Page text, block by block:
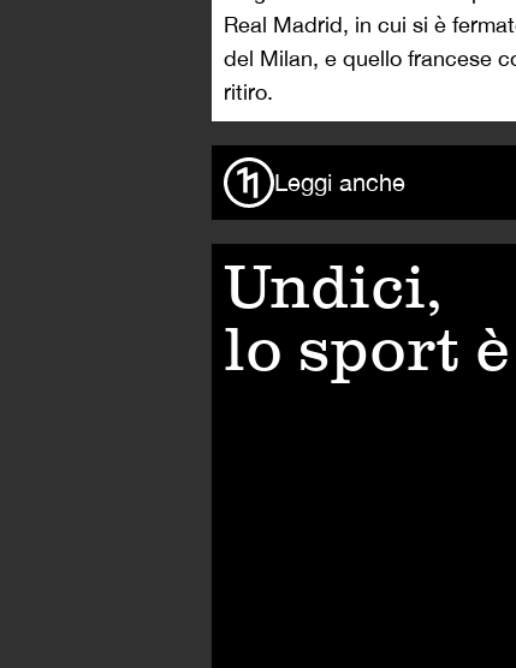
Real Madrid, in cui si è
del Milan, e quello francese
ritiro.
Leggi anche
Undici,
lo sport